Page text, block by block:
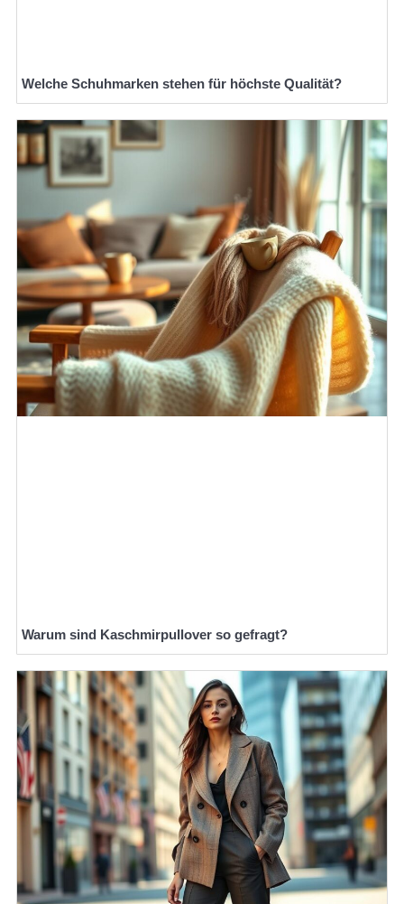
Welche Schuhmarken stehen für höchste Qualität?
Warum sind Kaschmirpullover so gefragt?